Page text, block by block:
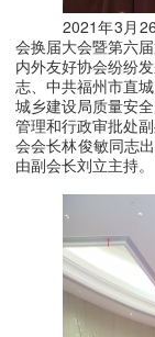
2021年3月
会换届大会暨第六
内外友好协会纷纷
志、中共福州市直
城乡建设局质量安
管理和行政审批处
会会长林俊敏同志
由副会长刘立主持。